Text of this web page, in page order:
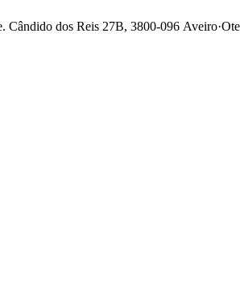
Cândido dos Reis 27B, 3800-096 Aveiro·